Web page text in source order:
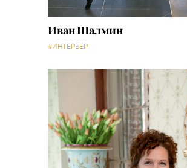
Иван Шалмин
#ИНТЕРЬЕР